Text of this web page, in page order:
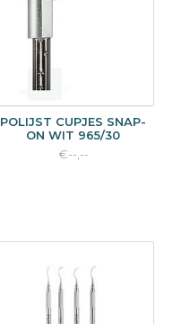
POLIJST CUPJES SNAP-
ON WIT 965/30
€--,--